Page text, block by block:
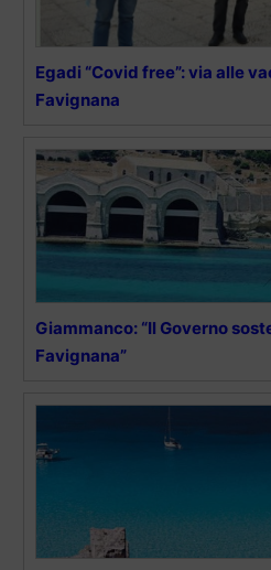
Egadi “Covid free”: via alle
Favignana
Giammanco: “Il Governo
Favignana”